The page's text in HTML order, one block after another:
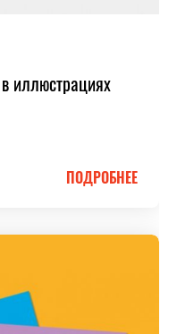
иллюстрациях
ПОДРОБНЕЕ